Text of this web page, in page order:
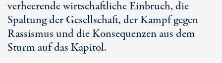
verheerende wirtschaftliche Einbruch, die
Spaltung der Gesellschaft, der Kampf gegen
Rassismus und die Konsequenzen aus dem
Sturm auf das Kapitol.